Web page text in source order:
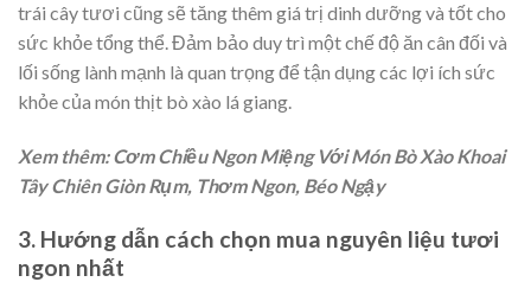
trái cây tươi cũng sẽ tăng thêm giá trị dinh dưỡng và tốt cho
sức khỏe tổng thể. Đảm bảo duy trì một chế độ ăn cân đối và
lối sống lành mạnh là quan trọng để tận dụng các lợi ích sức
khỏe của món thịt bò xào lá giang.
Xem thêm: Cơm Chiều Ngon Miệng Với Món Bò Xào Khoai
Tây Chiên Giòn Rụm, Thơm Ngon, Béo Ngậy
3. Hướng dẫn cách chọn mua nguyên liệu tươi
ngon nhất